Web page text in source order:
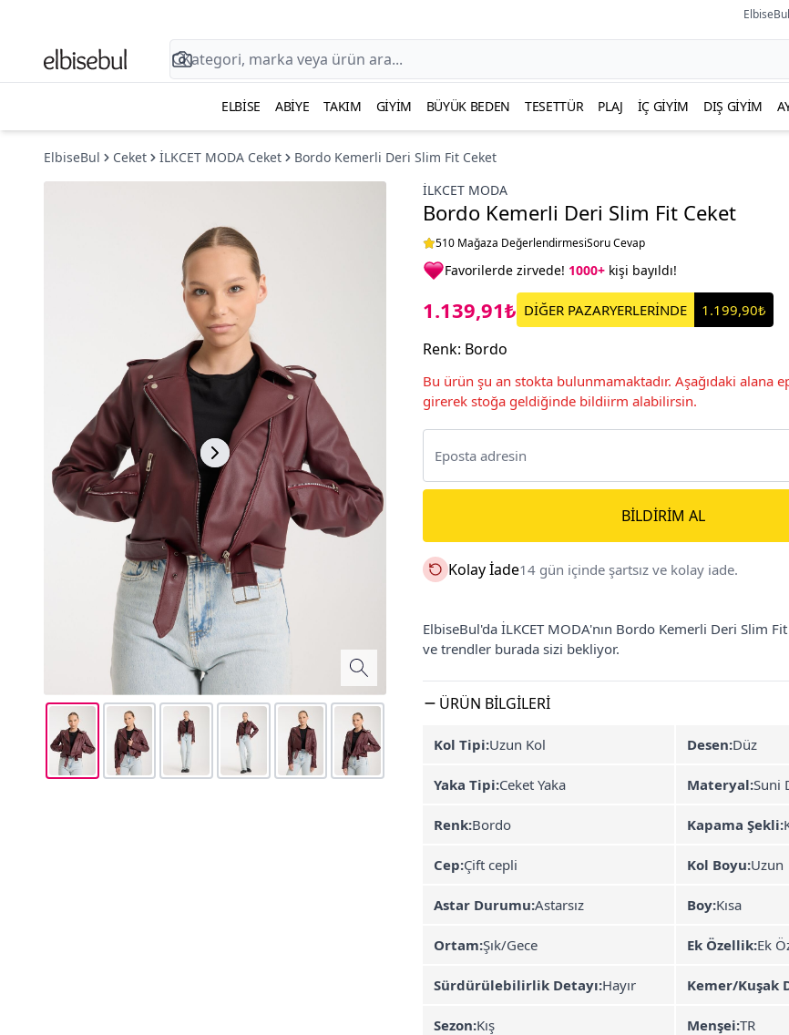
ELBISE ABIYE TAKIM GIYIM BÜYÜK BEDEN TESETTÜR PLAJ İÇ GIYIM DIŞ GIYIM
ElbiseBul Ceket İLKCET MODA Ceket
Bordo Kemerli Deri Slim Fit Ceket
İLKCET MODA
Bordo Kemerli Deri Slim Fit Ceket
510 Mağaza DeğerlendirmesiSoru Cevap
Favorilerde zirvede! 1000+ kişi bayıldı!
1.139,91₺ DİĞER PAZARYERLERİNDE 1.199,90₺
Renk: Bordo
Bu ürün şu an stokta bulunmamaktadır. Aşağıdaki alana
girerek stoğa geldiğinde bildiirm alabilirsin.
BILDIRIM AL
Kolay İade14 gün içinde şartsız ve kolay iade.
ElbiseBul'da İLKCET MODA'nın Bordo Kemerli Deri Slim
ve trendler burada sizi bekliyor.
ÜRÜN BILGILERI
Kol Tipi:Uzun Kol Desen:Düz
Yaka Tipi:Ceket Yaka Materyal:Suni
Renk:Bordo Kapama Şekli:
Cep:Çift cepli Kol Boyu:Uzun
Astar Durumu:Astarsız Boy:Kısa
Ortam:Şık/Gece Ek Özellik:Ek
Sürdürülebilirlik Detayı:Hayır Kemer/Kuşak
Sezon:Kış Menşei:TR